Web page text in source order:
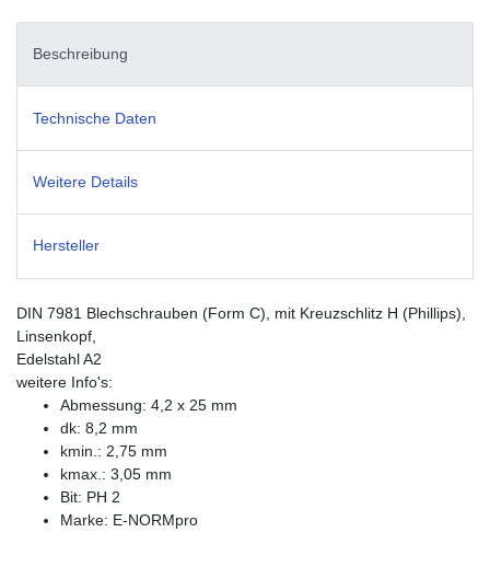
Beschreibung
Technische Daten
Weitere Details
Hersteller
DIN 7981 Blechschrauben (Form C), mit Kreuzschlitz H (Phillips),
Linsenkopf,
Edelstahl A2
weitere Info's:
Abmessung: 4,2 x 25 mm
dk: 8,2 mm
kmin.: 2,75 mm
kmax.: 3,05 mm
Bit: PH 2
Marke: E-NORMpro